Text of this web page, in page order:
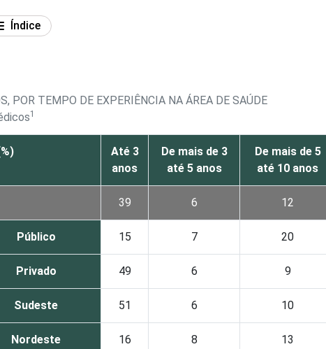
Índice
POR TEMPO DE EXPERIÊNCIA NA ÁREA DE SAÚDE
1
Até 3
anos
De mais de 3
até 5 anos
De mais de 5
até 10 anos
39 6 12
Público 15 7 20
Privado 49 6 9
Sudeste 51 6 10
Nordeste 16 8 13